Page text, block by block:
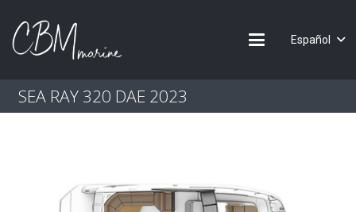
Español
SEA RAY 320 DAE 2023